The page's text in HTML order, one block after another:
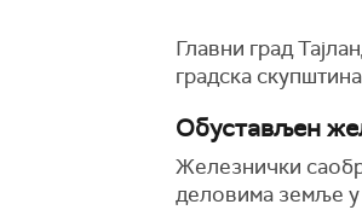
Главни град
градска
Обустављен
Железнички
деловима земље у